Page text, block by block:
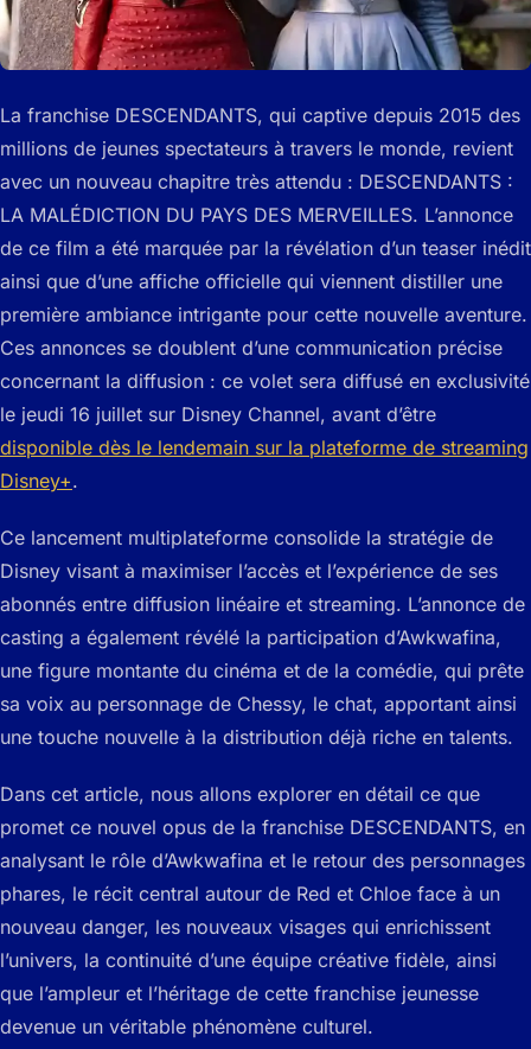
La franchise DESCENDANTS, qui captive depuis 2015 des
millions de jeunes spectateurs à travers le monde, revient
avec un nouveau chapitre très attendu : DESCENDANTS :
LA MALÉDICTION DU PAYS DES MERVEILLES. L’annonce
de ce film a été marquée par la révélation d’un teaser inédit
ainsi que d’une affiche officielle qui viennent distiller une
première ambiance intrigante pour cette nouvelle aventure.
Ces annonces se doublent d’une communication précise
concernant la diffusion : ce volet sera diffusé en exclusivité
le jeudi 16 juillet sur Disney Channel, avant d’être
disponible dès le lendemain sur la plateforme de streaming
Disney+.
Ce lancement multiplateforme consolide la stratégie de
Disney visant à maximiser l’accès et l’expérience de ses
abonnés entre diffusion linéaire et streaming. L’annonce de
casting a également révélé la participation d’Awkwafina,
une figure montante du cinéma et de la comédie, qui prête
sa voix au personnage de Chessy, le chat, apportant ainsi
une touche nouvelle à la distribution déjà riche en talents.
Dans cet article, nous allons explorer en détail ce que
promet ce nouvel opus de la franchise DESCENDANTS, en
analysant le rôle d’Awkwafina et le retour des personnages
phares, le récit central autour de Red et Chloe face à un
nouveau danger, les nouveaux visages qui enrichissent
l’univers, la continuité d’une équipe créative fidèle, ainsi
que l’ampleur et l’héritage de cette franchise jeunesse
devenue un véritable phénomène culturel.